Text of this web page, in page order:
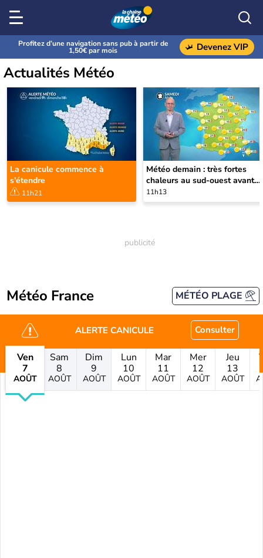
Profitez d’une navigation sans pub à partir de
1,50€ par mois Devenez VIP
Actualités Météo
La canicule commence à
s'étendre
11h21
Météo demain : très fortes
chaleurs au sud-ouest avant
des orages, jusqu'à 39°C
11h13
Météo France MÉTÉO PLAGE
ALERTE CANICULE Consulter
Ven
7
AOÛT
Sam
8
AOÛT
Dim
9
AOÛT
Lun
10
AOÛT
Mar
11
AOÛT
Mer
12
AOÛT
Jeu
13
AOÛT